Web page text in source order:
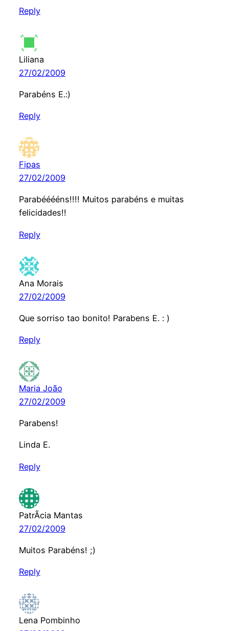
Reply
Liliana
27/02/2009
Parabéns E.:)
Reply
Fipas
27/02/2009
Parabééééns!!!! Muitos parabéns e muitas
felicidades!!
Reply
Ana Morais
27/02/2009
Que sorriso tao bonito! Parabens E. : )
Reply
Maria João
27/02/2009
Parabens!
Linda E.
Reply
PatrÃ­cia Mantas
27/02/2009
Muitos Parabéns! ;)
Reply
Lena Pombinho